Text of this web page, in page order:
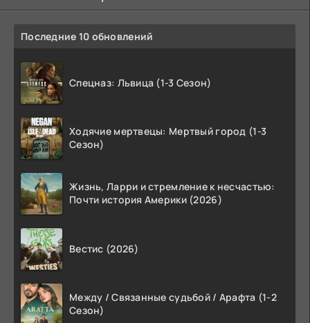
Последние 10 обновлений
Спецназ: Львица (1-3 Сезон)
Ходячие мертвецы: Мертвый город (1-3
Сезон)
Жизнь, Ларри и стремление к несчастью:
Почти история Америки (2026)
Вестис (2026)
Между / Связанные судьбой / Арафта (1-2
Сезон)